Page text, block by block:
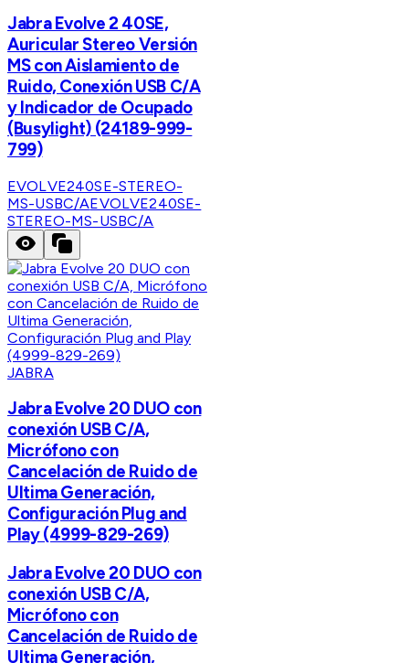
Jabra Evolve 2 40SE,
Auricular Stereo Versión
MS con Aislamiento de
Ruido, Conexión USB C/A
y Indicador de Ocupado
(Busylight) (24189-999-
799)
EVOLVE240SE-STEREO-
MS-USBC/AEVOLVE240SE-
STEREO-MS-USBC/A
JABRA
Jabra Evolve 20 DUO con
conexión USB C/A,
Micrófono con
Cancelación de Ruido de
Ultima Generación,
Configuración Plug and
Play (4999-829-269)
Jabra Evolve 20 DUO con
conexión USB C/A,
Micrófono con
Cancelación de Ruido de
Ultima Generación,